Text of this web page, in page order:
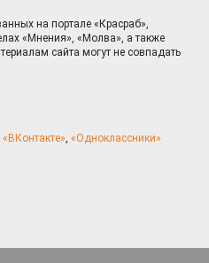
на портале «Красраб»,
«Мнения», «Молва», а также
сайта могут не совпадать
«ВКонтакте», «Одноклассники»